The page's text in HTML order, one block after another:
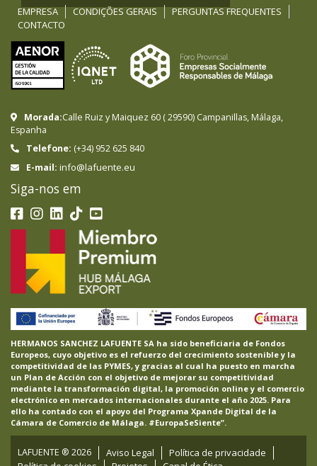
EMPRESA CONDIÇÕES GERAIS
PERGUNTAS FREQUENTES
CONTACTO
Morada:Calle Ruiz y Maiquez 60 (29590) Campanillas, Málaga,
Espanha
Telefone: (+34) 952 625 840
E-mail: info@lafuente.eu
Siga-nos em
HERMANOS SANCHEZ LAFUENTE SA ha sido beneficiaria de Fondos
Europeos, cuyo objetivo es el refuerzo del crecimiento sostenible y la
competitividad de las PYMES, y gracias al cual ha puesto en marcha
un Plan de Acción con el objetivo de mejorar su competitividad
mediante la transformación digital, la promoción online y el comercio
electrónico en mercados internacionales durante el año 2025. Para
ello ha contado con el apoyo del Programa Xpande Digital de la
Cámara de Comercio de Málaga. #EuropaSeSiente”.
LAFUENTE ® 2026 Aviso Legal
Política de privacidade